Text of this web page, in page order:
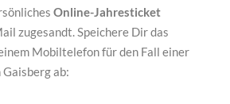
Online-Jahresticket
zugesandt. Speichere Dir das
Mobiltelefon für den Fall einer
ab: